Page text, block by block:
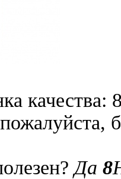
качества:
Да 8